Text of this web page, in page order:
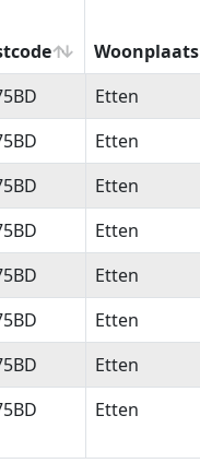
Woonplaats
Woonplaats
Etten
Etten
Etten
Etten
Etten
Etten
Etten
Etten